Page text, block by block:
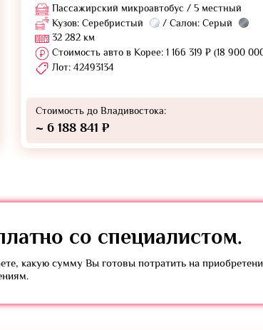
Пассажирский микроавтобус / 5 местный
Кузов: Серебристый
/ Салон: Серый
32 282 км
Стоимость авто в Корее: 1 166 319 ₽ (18 900
Лот: 42493134
Стоимость до Владивостока:
~ 6 188 841 ₽
со специалистом.
какую сумму Вы готовы потратить на